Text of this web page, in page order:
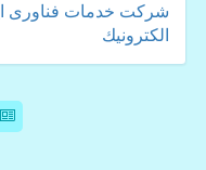
شركت خدمات فناوری
الكترونیك